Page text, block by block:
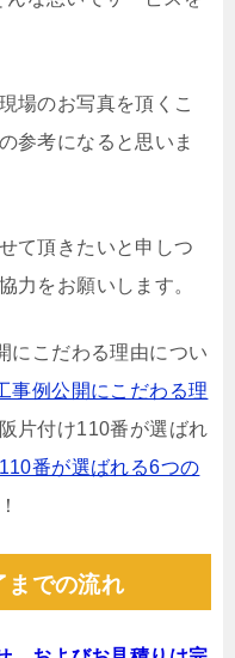
場のお写真を頂くこ
参考になると思いま
て頂きたいと申しつ
力をお願いします。
にこだわる理由につい
事例公開にこだわる理
片付け110番が選ばれ
番が選ばれる6つの
までの流れ